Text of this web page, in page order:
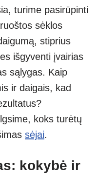
turime pasirūpinti
sėklos
stiprius
išgyventi įvairias
sąlygas. Kaip
ir daigais, kad
koks turėtų
sėjai.
kokybė ir